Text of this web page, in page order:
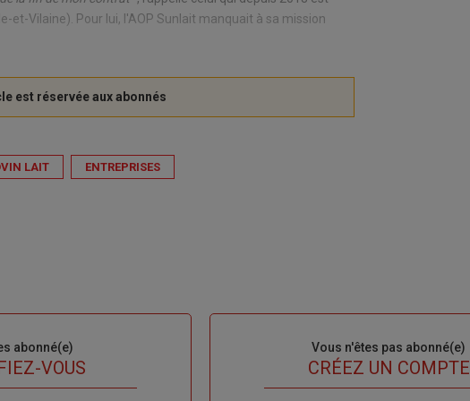
et-Vilaine). Pour lui, l'AOP Sunlait manquait à sa mission
LAIT ENTREPRISES
abonné(e)
VOUS
Vous n'êtes pas abonné(e)
TITRECRÉEZ UN COMPTE